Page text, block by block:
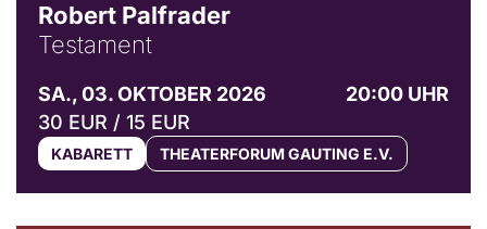
Robert Palfrader
Testament
SA., 03. OKTOBER 2026
20:00 UHR
30 EUR / 15 EUR
KABARETT THEATERFORUM GAUTING E.V.